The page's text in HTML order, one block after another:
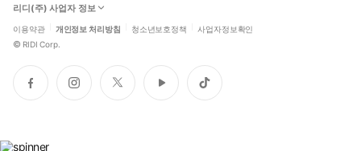
리디(주) 사업자 정보
이용약관 개인정보 처리방침 청소년보호정책 사업자정보확인
© RIDI Corp.
페
이
인
스
트
위
유
튜
틱
톡